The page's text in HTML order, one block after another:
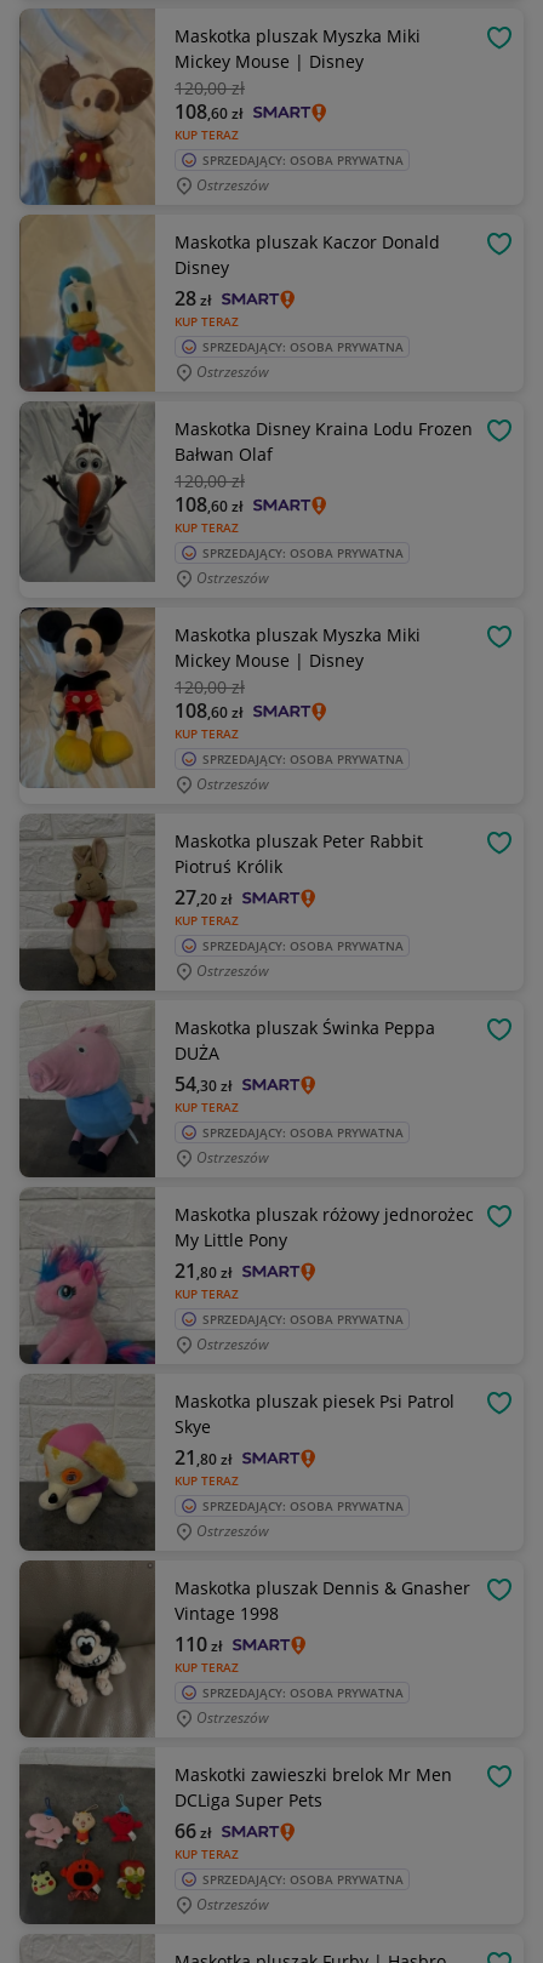
Maskotka pluszak Myszka Miki
Mickey Mouse | Disney
120,00 zł
KUP TERAZ
108,60zł
SPRZEDAJĄCY: OSOBA PRYWATNA
Ostrzeszów
Maskotka pluszak Kaczor Donald
Disney
KUP TERAZ
28zł
SPRZEDAJĄCY: OSOBA PRYWATNA
Ostrzeszów
Maskotka Disney Kraina Lodu Frozen
Bałwan Olaf
120,00 zł
KUP TERAZ
108,60zł
SPRZEDAJĄCY: OSOBA PRYWATNA
Ostrzeszów
Maskotka pluszak Myszka Miki
Mickey Mouse | Disney
120,00 zł
KUP TERAZ
108,60zł
SPRZEDAJĄCY: OSOBA PRYWATNA
Ostrzeszów
Maskotka pluszak Peter Rabbit
Piotruś Królik
KUP TERAZ
27,20zł
SPRZEDAJĄCY: OSOBA PRYWATNA
Ostrzeszów
Maskotka pluszak Świnka Peppa
DUŻA
KUP TERAZ
54,30zł
SPRZEDAJĄCY: OSOBA PRYWATNA
Ostrzeszów
Maskotka pluszak różowy jednorożec
My Little Pony
KUP TERAZ
21 ,80zł
SPRZEDAJĄCY: OSOBA PRYWATNA
Ostrzeszów
Maskotka pluszak piesek Psi Patrol
Skye
KUP TERAZ
21 ,80zł
SPRZEDAJĄCY: OSOBA PRYWATNA
Ostrzeszów
Maskotka pluszak Dennis & Gnasher
Vintage 1998
KUP TERAZ
110zł
SPRZEDAJĄCY: OSOBA PRYWATNA
Ostrzeszów
Maskotki zawieszki brelok Mr Men
DCLiga Super Pets
KUP TERAZ
66zł
SPRZEDAJĄCY: OSOBA PRYWATNA
Ostrzeszów